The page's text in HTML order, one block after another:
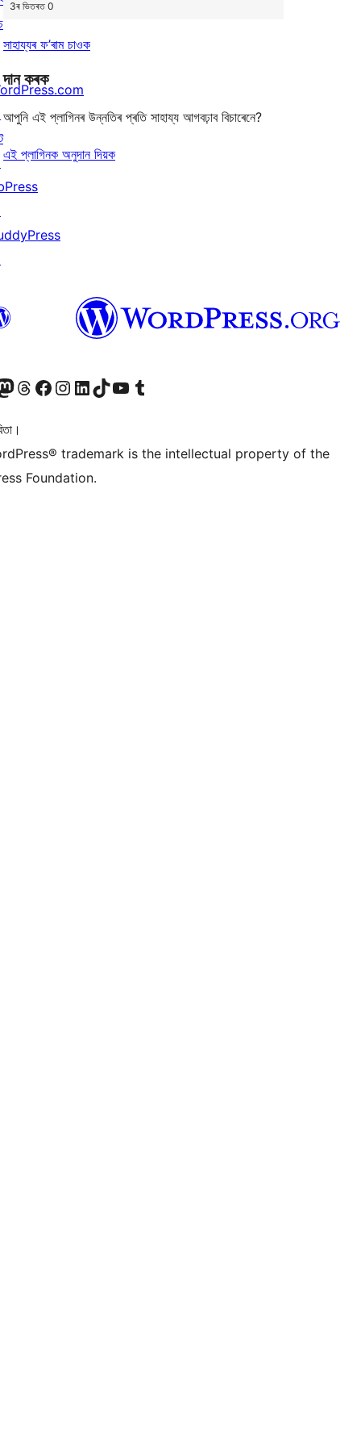
3ৰ ভিতৰত 0
সাহায্যৰ ফ’ৰাম চাওক
দান কৰক
আপুনি এই প্লাগিনৰ উন্নতিৰ প্ৰতি সাহায্য আগবঢ়াব বিচাৰেনে?
এই প্লাগিনক অনুদান দিয়ক
একাউণ্টলৈ যাওক
আমাৰ Threads একাউণ্টলৈ যাওকআমাৰ Facebook পৃষ্ঠালৈ যাওকআমাৰ Instagram একাউণ্টলৈ যাওকআমাৰ LinkedIn একাউণ্টলৈ যাওকআমাৰ TikTok একাউণ্টলৈ যাওকআমাৰ YouTube চেনেললৈ যাওকআমাৰ Tumblr একাউণ্টলৈ যাওক
trademark is the intellectual property of the
Foundation.